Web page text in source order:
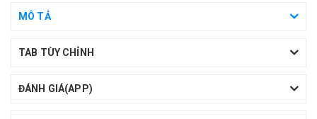
MÔ TẢ
TAB TÙY CHỈNH
ĐÁNH GIÁ(APP)